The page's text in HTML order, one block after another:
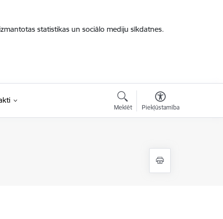
statistikas un sociālo mediju sīkdatnes.
Meklēt Piekļūstamība